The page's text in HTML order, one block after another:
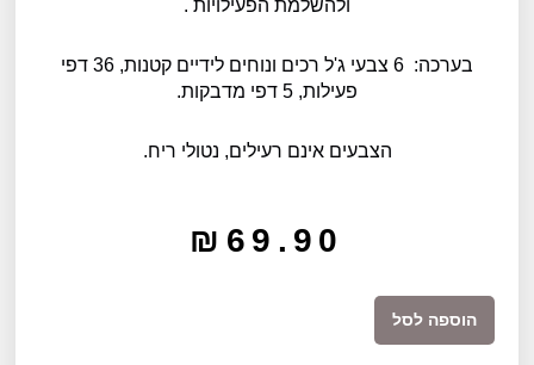
ולהשלמת הפעילויות .
בערכה: 6 צבעי ג'ל רכים ונוחים לידיים קטנות, 36 דפי
פעילות, 5 דפי מדבקות.
הצבעים אינם רעילים, נטולי ריח.
₪ 69.90
הוספה לסל